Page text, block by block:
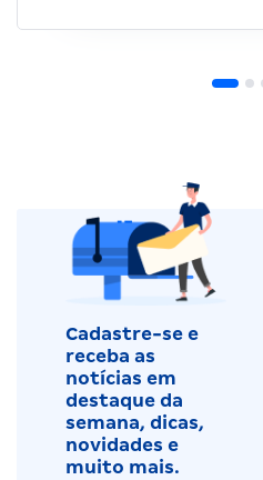
Cadastre-se e
receba as
notícias em
destaque da
semana, dicas,
novidades e
muito mais.